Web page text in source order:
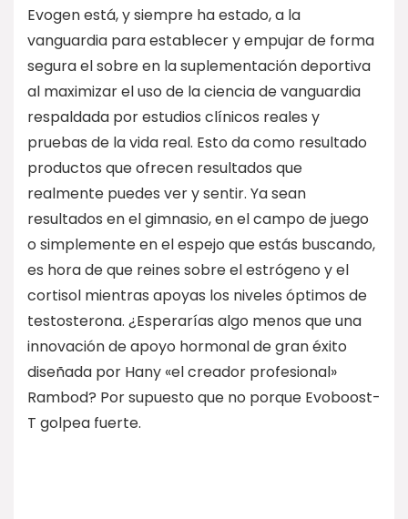
Evogen está, y siempre ha estado, a la
vanguardia para establecer y empujar de forma
segura el sobre en la suplementación deportiva
al maximizar el uso de la ciencia de vanguardia
respaldada por estudios clínicos reales y
pruebas de la vida real. Esto da como resultado
productos que ofrecen resultados que
realmente puedes ver y sentir. Ya sean
resultados en el gimnasio, en el campo de juego
o simplemente en el espejo que estás buscando,
es hora de que reines sobre el estrógeno y el
cortisol mientras apoyas los niveles óptimos de
testosterona. ¿Esperarías algo menos que una
innovación de apoyo hormonal de gran éxito
diseñada por Hany «el creador profesional»
Rambod? Por supuesto que no porque Evoboost-
T golpea fuerte.